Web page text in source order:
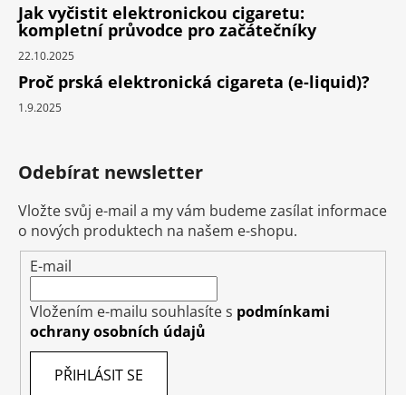
Jak vyčistit elektronickou cigaretu:
kompletní průvodce pro začátečníky
22.10.2025
Proč prská elektronická cigareta (e-liquid)?
1.9.2025
Odebírat newsletter
Vložte svůj e-mail a my vám budeme zasílat informace
o nových produktech na našem e-shopu.
E-mail
Vložením e-mailu souhlasíte s podmínkami
ochrany osobních údajů
PŘIHLÁSIT SE